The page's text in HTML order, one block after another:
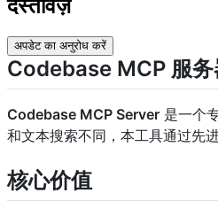
दस्तावेज़
अपडेट का अनुरोध करें
Codebase MCP 服务
Codebase MCP Server 是一个
和文本搜索不同，本工具通过先
核心价值